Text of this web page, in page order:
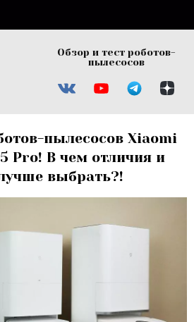
Обзор и тест роботов-
пылесосов
пылесосов Xiaomi
Pro! В чем отличия и
выбрать?!